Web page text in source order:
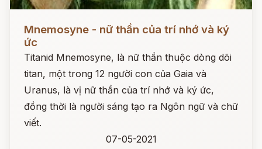
Mnemosyne - nữ thần của trí nhớ và ký
ức
Titanid Mnemosyne, là nữ thần thuộc dòng dõi
titan, một trong 12 người con của Gaia và
Uranus, là vị nữ thần của trí nhớ và ký ức,
đồng thời là người sáng tạo ra Ngôn ngữ và chữ
viết.
07-05-2021